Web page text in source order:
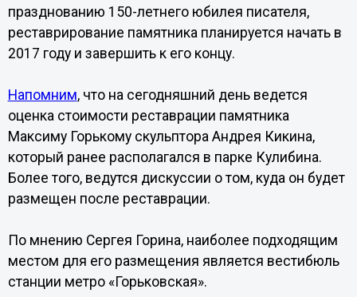
празднованию 150-летнего юбилея писателя,
реставрирование памятника планируется начать в
2017 году и завершить к его концу.
Напомним, что на сегодняшний день ведется
оценка стоимости реставрации памятника
Максиму Горькому скульптора Андрея Кикина,
который ранее располагался в парке Кулибина.
Более того, ведутся дискуссии о том, куда он будет
размещен после реставрации.
По мнению Сергея Горина, наиболее подходящим
местом для его размещения является вестибюль
станции метро «Горьковская».